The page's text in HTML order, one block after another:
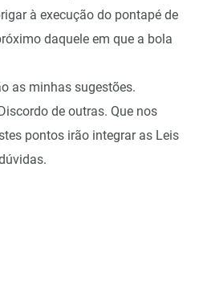
à execução do pontapé de
daquele em que a bola
as minhas sugestões.
de outras. Que nos
pontos irão integrar as Leis